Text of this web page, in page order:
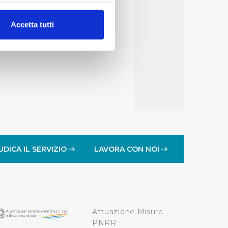
(impronte
che l’Utente ha fornito
i singoli cookie
Accetta tutti
IL SERVIZIO LAVORA CON NOI
Attuazione Misure
PNRR